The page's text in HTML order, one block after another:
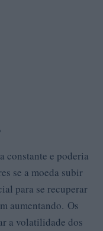
constante e poderia
se a moeda subir
para se recuperar
aumentando. Os
a volatilidade dos